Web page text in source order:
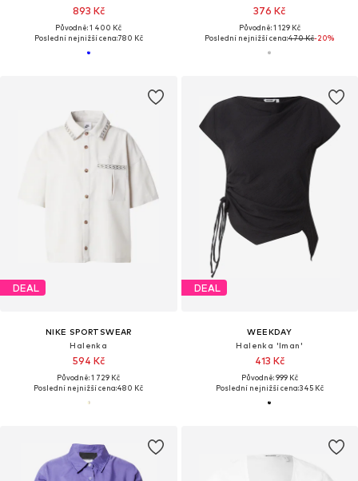
893 Kč
Původně: 1 400 Kč
Poslední nejnižší cena:780 Kč
376 Kč
Původně: 1 129 Kč
Poslední nejnižší cena:470 Kč-20%
DEAL
NIKE SPORTSWEAR
Halenka
594 Kč
Původně: 1 729 Kč
Poslední nejnižší cena:480 Kč
DEAL
WEEKDAY
Halenka 'Iman'
413 Kč
Původně: 999 Kč
Poslední nejnižší cena:345 Kč